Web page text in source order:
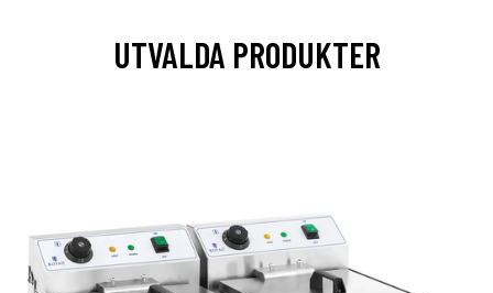
UTVALDA PRODUKTER